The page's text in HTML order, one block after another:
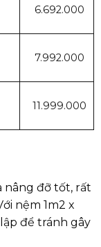
6.692.000
7.992.000
11.999.000
nâng đỡ tốt, rất
nệm 1m2 x
để tránh gây